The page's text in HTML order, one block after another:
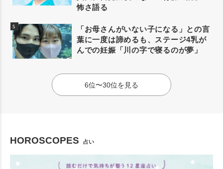
怖さ語る
「お母さんがいない子になる」との言
葉に一度は諦めるも、ステージ4乳が
んでの妊娠「川の字で寝るのが夢」
6位〜30位を見る
HOROSCOPES 占い